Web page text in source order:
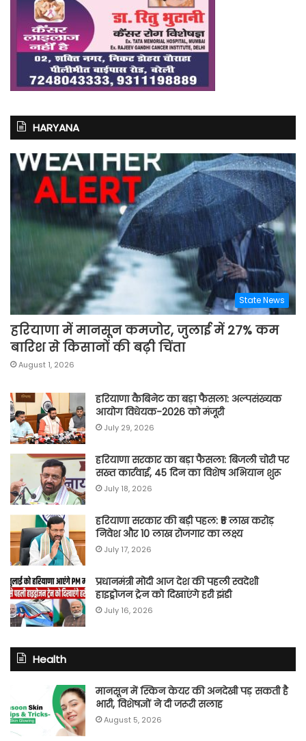
HARYANA
State News
हरियाणा में मानसून कमजोर, जुलाई में 27% कम
बारिश से किसानों की बढ़ी चिंता
August 1, 2026
हरियाणा कैबिनेट का बड़ा फैसला: अल्पसंख्यक
आयोग विधेयक-2026 को मंजूरी
July 29, 2026
हरियाणा सरकार का बड़ा फैसला: बिजली चोरी पर
सख्त कार्रवाई, 45 दिन का विशेष अभियान शुरू
July 18, 2026
हरियाणा सरकार की बड़ी पहल: ₹5 लाख करोड़
निवेश और 10 लाख रोजगार का लक्ष्य
July 17, 2026
प्रधानमंत्री मोदी आज देश की पहली स्वदेशी
हाइड्रोजन ट्रेन को दिखाएंगे हरी झंडी
July 16, 2026
Health
मानसून में स्किन केयर की अनदेखी पड़ सकती है
भारी, विशेषज्ञों ने दी जरूरी सलाह
August 5, 2026